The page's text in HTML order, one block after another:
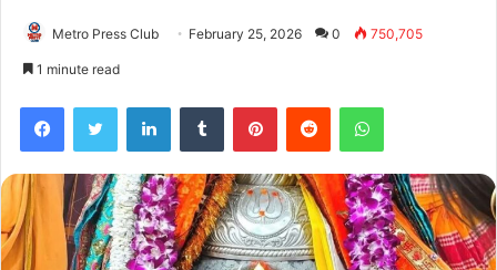
Metro Press Club February 25, 2026 0 750,705
1 minute read
FacebookTwitter LinkedInTumblr PinterestReddit WhatsApp